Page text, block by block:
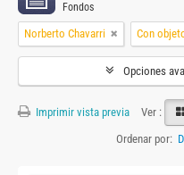
Fondos
Norberto Chavarri Con
Opciones
Imprimir vista previa
Ver :
Ordenar por: